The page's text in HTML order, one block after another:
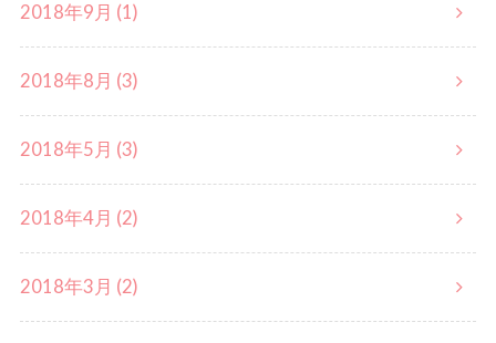
2018年9月 (1)
2018年8月 (3)
2018年5月 (3)
2018年4月 (2)
2018年3月 (2)